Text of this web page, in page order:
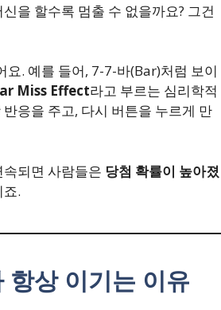
을 할수록 멈출 수 없을까요? 그건
요. 예를 들어, 7-7-바(Bar)처럼 보이
Miss Effect라고 부르는 심리학적
응을 주고, 다시 버튼을 누르게 만
되면 사람들은 당첨 확률이 높아졌
.
항상 이기는 이유